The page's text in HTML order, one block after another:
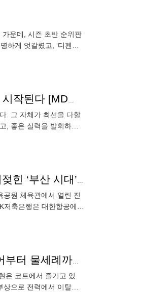
운데, 시즌 초반 순위판
게 엇갈렸고, ‘디펜딩
“그림자처럼 살고 싶습니다” 독특한 캐릭터의 베논, 그의 조용한 폭격이 시작된다 [MD더발리볼]
. 그 자체가 최선을 다할
, 좋은 실력을 발휘하는
입석까지 모두 ‘매진’, 4270명이 뿜은 뜨거운 열기…OK저축은행이 열어젖힌 ‘부산 시대’, 흥행 예감[SS현장]
공원 체육관에서 열린 진
저축은행은 대한항공에
“배구를 그만두더라도 한 번쯤 제대로 해보고 싶었다”...첫 팡팡 플레이어부터 물세례까지 ‘최서현의 날’ [MD대전]
은 코트에서 즐기고 있
으로 전력에서 이탈하